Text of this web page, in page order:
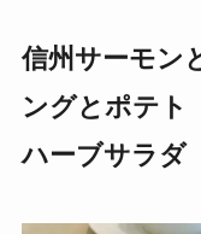
信州サーモン
ングとポテ
ハーブサラ